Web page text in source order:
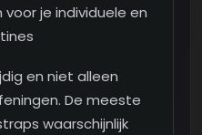
je individuele en
en niet alleen
De meeste
waarschijnlijk